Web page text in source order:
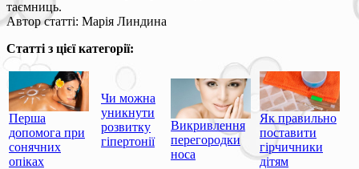
таємниць.
Автор статті: Марія Линдина
Статті з цієї категорії:
Перша
допомога при
сонячних
опіках
Чи можна
уникнути
розвитку
гіпертонії
Викривлення
перегородки
носа
Як правильно
поставити
гірчичники
дітям